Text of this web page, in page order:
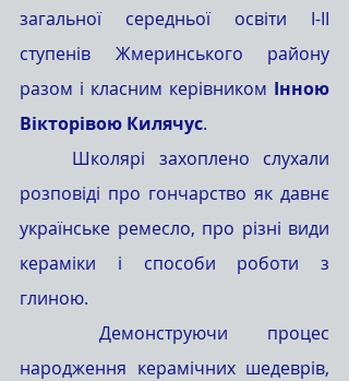
загальної середньої освіти І-ІІ
ступенів Жмеринського району
разом і класним керівником Інною
Вікторівою Килячус.
розповіді про гончарство як давнє
українське ремесло, про різні види
кераміки і способи роботи з
глиною.
народження керамічних шедеврів,